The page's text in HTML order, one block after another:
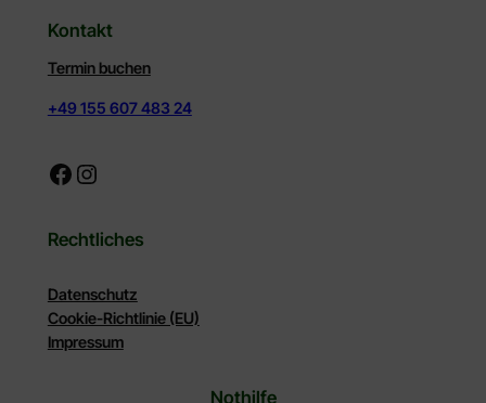
Kontakt
Termin buchen
+49 155 607 483 24
Facebook Instagram
Rechtliches
Datenschutz
Cookie-Richtlinie (EU)
Impressum
Nothilfe